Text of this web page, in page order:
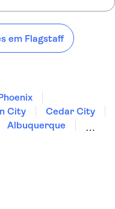
Valley
em Flagstaff
City
Cedar City
Albuquerque